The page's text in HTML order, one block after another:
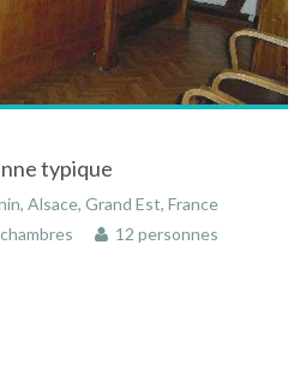
typique
Alsace, Grand Est, France
12 personnes